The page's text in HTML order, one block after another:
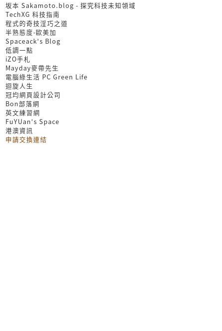
坂本 Sakamoto.blog - 探究科技未知領域
TechXG 科技指南
程式的奇技淫巧之道
半熟態度-歐美加
Spaceack's Blog
低調一點
iZO手札
Mayday麥帶先生
電腦綠生活 PC Green Life
迴旋人生
冠均網頁設計公司
Bon部落網
英文練習網
FuYUan's Space
港澳資訊
申請交換連結